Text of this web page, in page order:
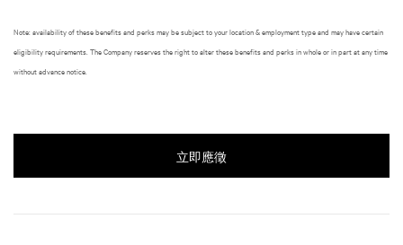
Note: availability of these benefits and perks may be subject to your location & employment type and may have certain
eligibility requirements. The Company reserves the right to alter these benefits and perks in whole or in part at any time
without advance notice.
立即應徵